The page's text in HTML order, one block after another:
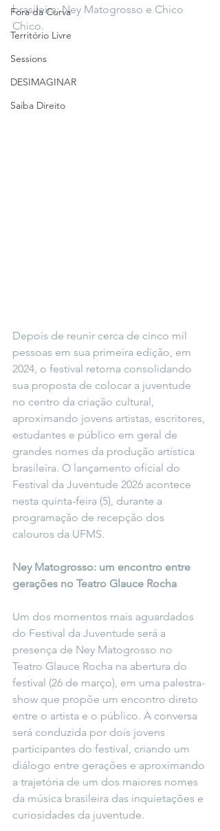
Fora da Curva
Território Livre
Sessions
DESIMAGINAR
Saiba Direito
brasileira: Ney Matogrosso e Chico
Chico.
Depois de reunir cerca de cinco mil
pessoas em sua primeira edição, em
2024, o festival retorna consolidando
sua proposta de colocar a juventude
no centro da criação cultural,
aproximando jovens artistas, escritores,
estudantes e público em geral de
grandes nomes da produção artística
brasileira. O lançamento oficial do
Festival da Juventude 2026 acontece
nesta quinta-feira (5), durante a
programação de recepção dos
calouros da UFMS.
Ney Matogrosso: um encontro entre
gerações no Teatro Glauce Rocha
Um dos momentos mais aguardados
do Festival da Juventude será a
presença de Ney Matogrosso no
Teatro Glauce Rocha na abertura do
festival (26 de março), em uma palestra-
show que propõe um encontro direto
entre o artista e o público. A conversa
será conduzida por dois jovens
participantes do festival, criando um
diálogo entre gerações e aproximando
a trajetória de um dos maiores nomes
da música brasileira das inquietações e
curiosidades da juventude.